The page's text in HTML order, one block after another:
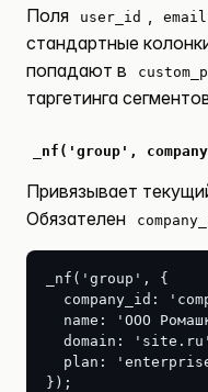
Поля user_id , email
стандартные
попадают в
таргетинга
_nf('group',
Привязывает
Обязателен
_nf('group', {
company_id:
name: 'ООО
domain:
plan:
});